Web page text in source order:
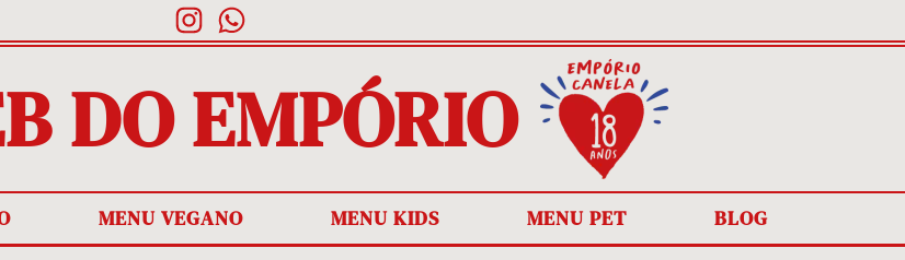
DO EMPÓRIO
MENU VEGANO MENU KIDS MENU PET BLOG